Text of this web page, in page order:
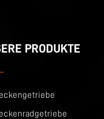
PRODUKTE